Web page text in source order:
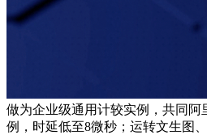
做为企业级通用计较实例，共同阿
例，时延低至8微秒；运转文生图